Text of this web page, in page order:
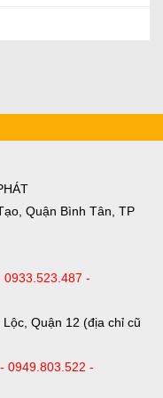
Quận Bình Tân, TP
-
Quận 12 (địa chỉ cũ
0949.803.522 -